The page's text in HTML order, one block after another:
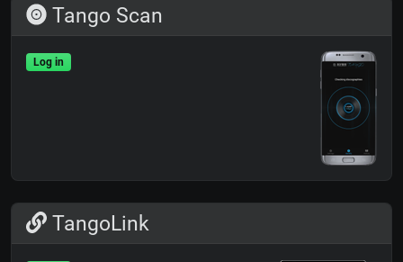
Tango Scan
Log in
TangoLink